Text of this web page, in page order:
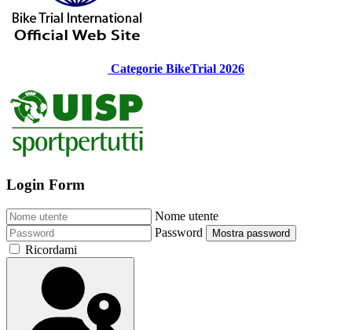
Categorie BikeTrial 2026
Login Form
Nome utente
Password
Mostra password
Ricordami